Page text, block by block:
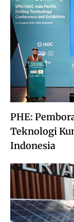
PHE:
Teknologi
Indonesia